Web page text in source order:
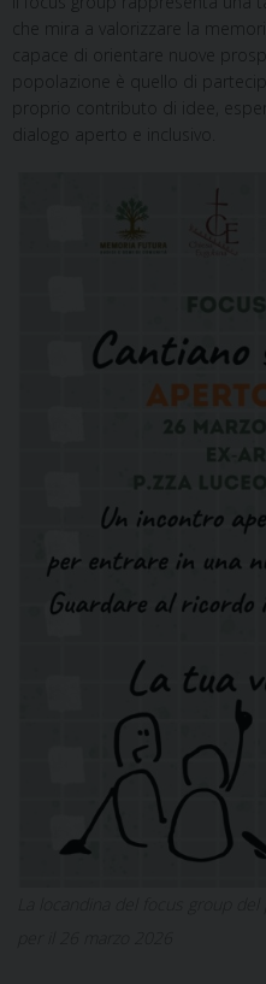
che mira a valorizzare la
capace di orientare nuove
popolazione è quello di
proprio contributo di idee,
dialogo aperto e inclusivo.